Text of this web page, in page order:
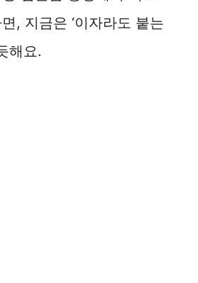
, 지금은 ‘이자라도 붙는
해요.